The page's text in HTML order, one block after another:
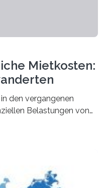
Mietkosten:
den vergangenen
Belastungen von
(BiB)
1990 und 2020 für
sowie für in
und Zugewanderte